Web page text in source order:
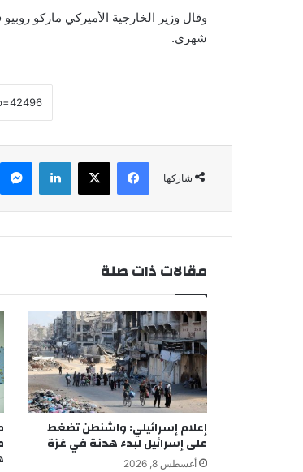
وقال وزير الخارجية الأميركي ماركو
شهري.
شاركها
فيسبوك لينكدإن
مقالات ذات صلة
إعلام إسرائيلي: واشنطن تضغط
على إسرائيل لبدء هدنة في غزة
أغسطس 8, 2026